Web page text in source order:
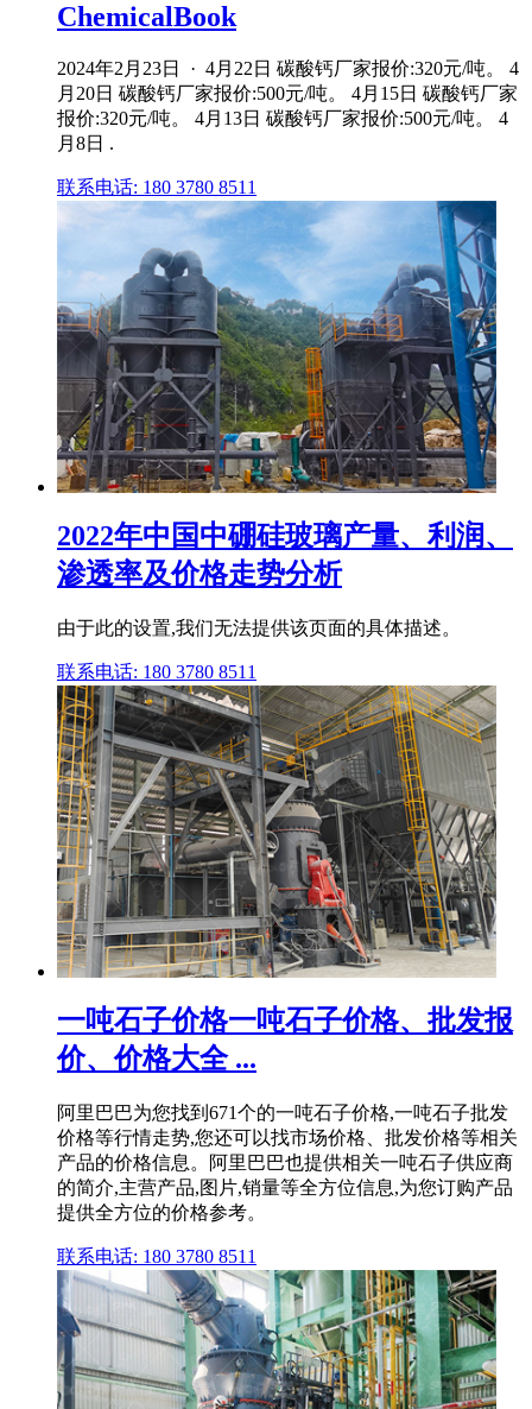
ChemicalBook
2024年2月23日 · 4月22日 碳酸钙厂家报价:320元/吨。 4
月20日 碳酸钙厂家报价:500元/吨。 4月15日 碳酸钙厂家
报价:320元/吨。 4月13日 碳酸钙厂家报价:500元/吨。 4
月8日 .
联系电话: 180 3780 8511
2022年中国中硼硅玻璃产量、利润、
渗透率及价格走势分析
由于此的设置,我们无法提供该页面的具体描述。
联系电话: 180 3780 8511
一吨石子价格一吨石子价格、批发报
价、价格大全 ...
阿里巴巴为您找到671个的一吨石子价格,一吨石子批发
价格等行情走势,您还可以找市场价格、批发价格等相关
产品的价格信息。阿里巴巴也提供相关一吨石子供应商
的简介,主营产品,图片,销量等全方位信息,为您订购产品
提供全方位的价格参考。
联系电话: 180 3780 8511